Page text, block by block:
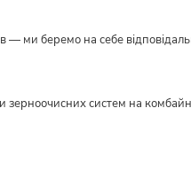
ми беремо на себе
зерноочисних систем на